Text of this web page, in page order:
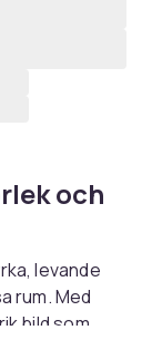
och
levande
rum. Med
bild som